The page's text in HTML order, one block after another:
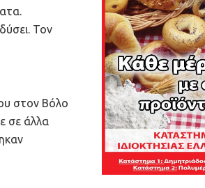
Τον
στον Βόλο
σε άλλα